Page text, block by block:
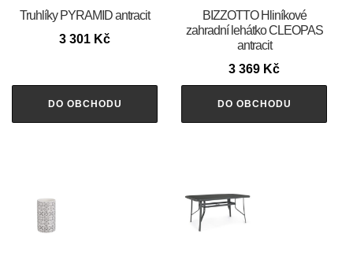
Truhlíky PYRAMID antracit
3 301 Kč
DO OBCHODU
BIZZOTTO Hliníkové
zahradní lehátko CLEOPAS
antracit
3 369 Kč
DO OBCHODU